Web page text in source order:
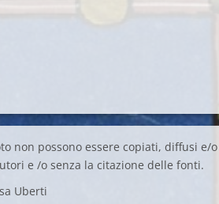
non possono essere copiati, diffusi e/o
e /o senza la citazione delle fonti.
Uberti